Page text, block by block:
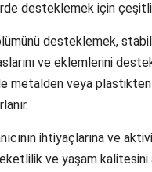
desteklemek için çeşitli
desteklemek,
ve eklemlerini
metalden veya plastikten
ihtiyaçlarına ve
ve yaşam